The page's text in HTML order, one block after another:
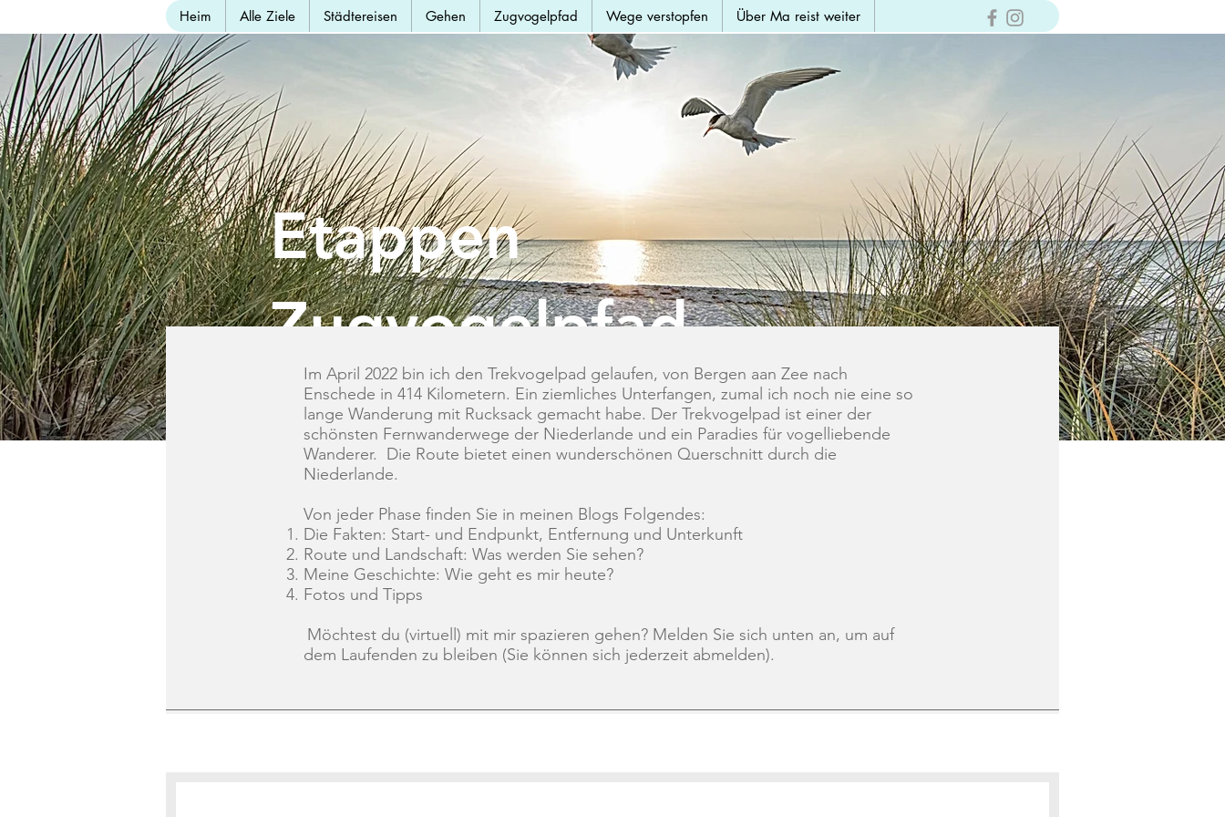
Heim Alle Ziele Städtereisen Gehen Zugvogelpfad Wege verstopfen Über Ma reist weiter
Etappen
Zugvogelpfad
Im April 2022 bin ich den Trekvogelpad gelaufen, von Bergen aan Zee nach
Enschede in 414 Kilometern. Ein ziemliches Unterfangen, zumal ich noch nie eine so
lange Wanderung mit Rucksack gemacht habe. Der Trekvogelpad ist einer der
schönsten Fernwanderwege der Niederlande und ein Paradies für vogelliebende
Wanderer. Die Route bietet einen wunderschönen Querschnitt durch die
Niederlande.
Von jeder Phase finden Sie in meinen Blogs Folgendes:
Die Fakten: Start- und Endpunkt, Entfernung und Unterkunft
Route und Landschaft: Was werden Sie sehen?
Meine Geschichte: Wie geht es mir heute?
Fotos und Tipps
Möchtest du (virtuell) mit mir spazieren gehen? Melden Sie sich unten an, um auf
dem Laufenden zu bleiben (Sie können sich jederzeit abmelden).